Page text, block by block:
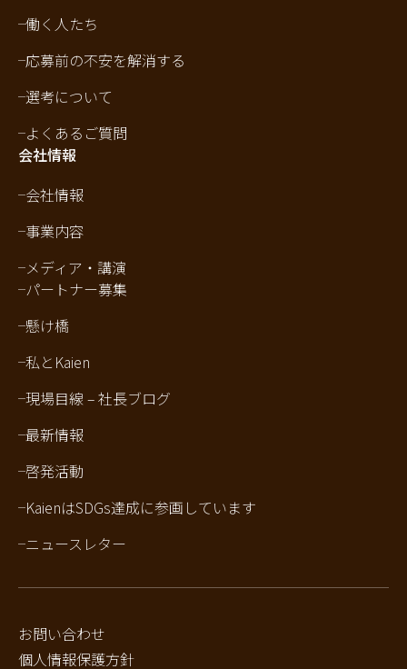
働く人たち
応募前の不安を解消する
選考について
よくあるご質問
会社情報
会社情報
事業内容
メディア・講演
パートナー募集
懸け橋
私とKaien
現場目線 – 社長ブログ
最新情報
啓発活動
KaienはSDGs達成に参画しています
ニュースレター
お問い合わせ
個人情報保護方針